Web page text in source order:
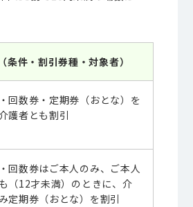
条件・割引券種・対象者）
回数券・定期券（おとな）を
護者とも割引
回数券はご本人のみ、ご本人
（12才未満）のときに、介
定期券（おとな）を割引